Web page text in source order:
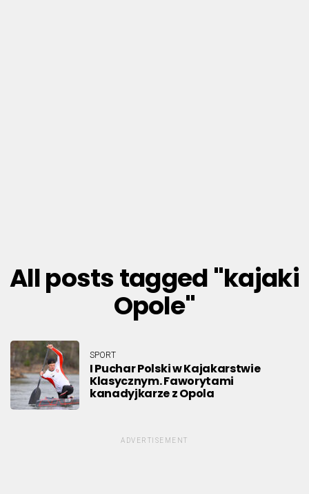
All posts tagged "kajaki
Opole"
SPORT
I Puchar Polski w Kajakarstwie
Klasycznym. Faworytami
kanadyjkarze z Opola
ADVERTISEMENT